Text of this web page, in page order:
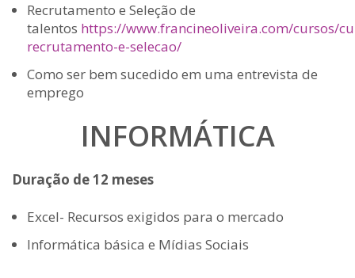
Recrutamento e Seleção de
talentos https://www.francineoliveira.com/cursos/
recrutamento-e-selecao/
Como ser bem sucedido em uma entrevista de
emprego
INFORMÁTICA
Duração de 12 meses
Excel- Recursos exigidos para o mercado
Informática básica e Mídias Sociais